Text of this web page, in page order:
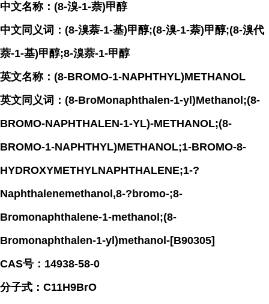
中文名称：(8-溴-1-萘)甲醇
中文同义词：(8-溴萘-1-基)甲醇;(8-溴-1-萘)甲醇;(8-溴代
萘-1-基)甲醇;8-溴萘-1-甲醇
英文名称：(8-BROMO-1-NAPHTHYL)METHANOL
英文同义词：(8-BroMonaphthalen-1-yl)Methanol;(8-
BROMO-NAPHTHALEN-1-YL)-METHANOL;(8-
BROMO-1-NAPHTHYL)METHANOL;1-BROMO-8-
HYDROXYMETHYLNAPHTHALENE;1-?
Naphthalenemethanol,8-?bromo-;8-
Bromonaphthalene-1-methanol;(8-
Bromonaphthalen-1-yl)methanol-[B90305]
CAS号：14938-58-0
分子式：C11H9BrO